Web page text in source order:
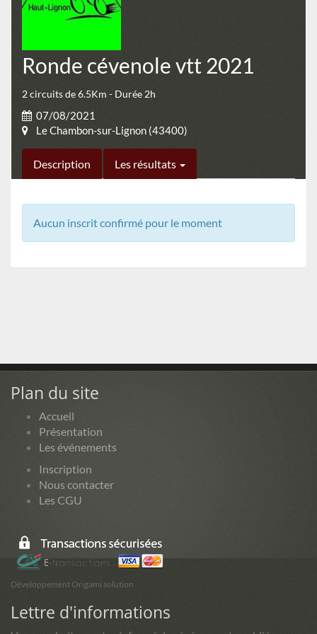
Ronde cévenole vtt 2021
2 circuits de 6.5Km - Durée 2h
07/08/2021
Le Chambon-sur-Lignon (43400)
Description Les résultats
Aucun inscrit confirmé pour le moment
Plan du site
Accueil
Présentation
Les événements
Inscription
Nous contacter
Les CGU
Développement Origami solution
Lettre d'informations